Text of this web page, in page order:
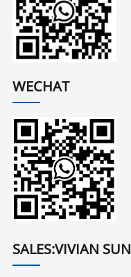
WECHAT
SALES:VIVIAN SUN